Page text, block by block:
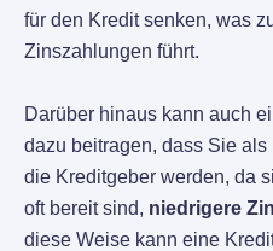
für den Kredit senken, was
Zinszahlungen führt.
Darüber hinaus kann auch
dazu beitragen, dass Sie
die Kreditgeber werden, da
oft bereit sind, niedrigere
diese Weise kann eine